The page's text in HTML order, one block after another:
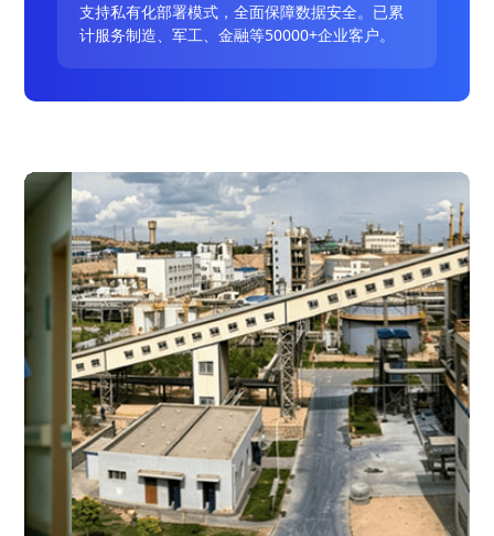
支持私有化部署模式，全面保障数据安全。已累
计服务制造、军工、金融等50000+企业客户。